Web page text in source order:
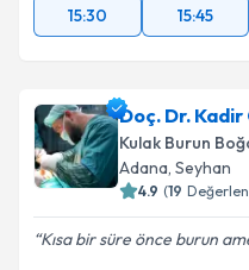
15:30
15:45
Doç. Dr.
Kulak Burun
Adana, Seyhan
4.9 (19
Kısa bir süre önce burun